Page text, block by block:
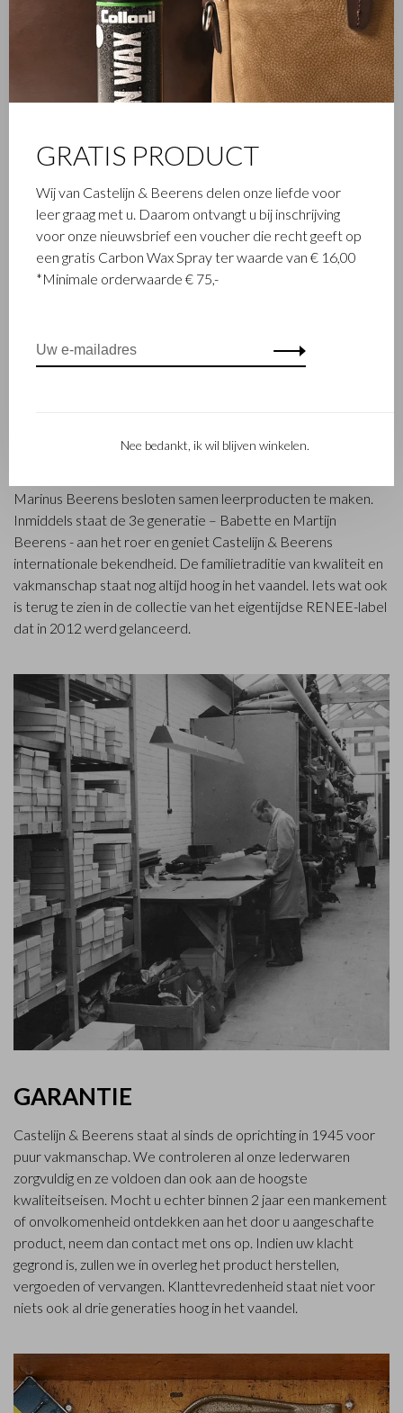
FAMILIEBEDRIJF
lederwaren ontwerpt en vervaardigt. Het bedrijf werd
Marinus Beerens besloten samen leerproducten te maken.
Inmiddels staat de 3e generatie – Babette en Martijn
Beerens - aan het roer en geniet Castelijn & Beerens
internationale bekendheid. De familietraditie van kwaliteit en
vakmanschap staat nog altijd hoog in het vaandel. Iets wat ook
is terug te zien in de collectie van het eigentijdse RENEE-label
dat in 2012 werd gelanceerd.
GARANTIE
Castelijn & Beerens staat al sinds de oprichting in 1945 voor
puur vakmanschap. We controleren al onze lederwaren
zorgvuldig en ze voldoen dan ook aan de hoogste
kwaliteitseisen. Mocht u echter binnen 2 jaar een mankement
of onvolkomenheid ontdekken aan het door u aangeschafte
product, neem dan contact met ons op. Indien uw klacht
gegrond is, zullen we in overleg het product herstellen,
vergoeden of vervangen. Klanttevredenheid staat niet voor
niets ook al drie generaties hoog in het vaandel.
GRATIS PRODUCT
Wij van Castelijn & Beerens delen onze liefde voor
leer graag met u. Daarom ontvangt u bij inschrijving
voor onze nieuwsbrief een voucher die recht geeft op
een gratis Carbon Wax Spray ter waarde van € 16,00
*Minimale orderwaarde € 75,-
Nee bedankt, ik wil blijven winkelen.